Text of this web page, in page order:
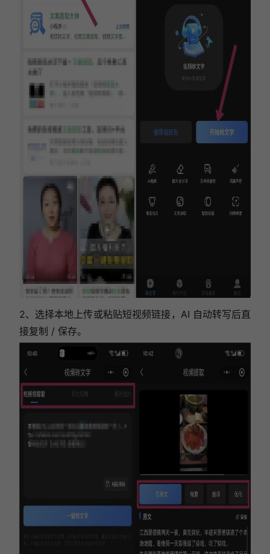
2、选择本地上传或粘贴短视频链接，AI 自动转写后直
接复制 / 保存。